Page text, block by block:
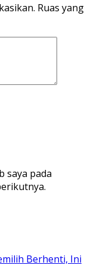
Ruas yang
saya pada